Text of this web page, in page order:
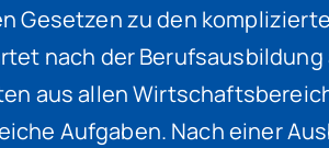
Gesetzen zu den
nach der Berufsausbildung
aus allen
Aufgaben. Nach einer